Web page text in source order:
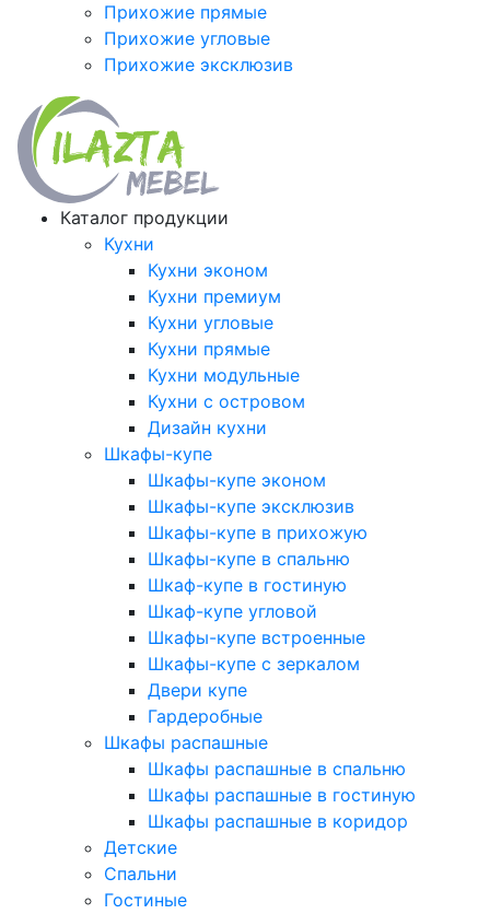
Прихожие прямые
Прихожие угловые
Прихожие эксклюзив
Каталог продукции
Кухни
Кухни эконом
Кухни премиум
Кухни угловые
Кухни прямые
Кухни модульные
Кухни с островом
Дизайн кухни
Шкафы-купе
Шкафы-купе эконом
Шкафы-купе эксклюзив
Шкафы-купе в прихожую
Шкафы-купе в спальню
Шкаф-купе в гостиную
Шкаф-купе угловой
Шкафы-купе встроенные
Шкафы-купе с зеркалом
Двери купе
Гардеробные
Шкафы распашные
Шкафы распашные в спальню
Шкафы распашные в гостиную
Шкафы распашные в коридор
Детские
Спальни
Гостиные